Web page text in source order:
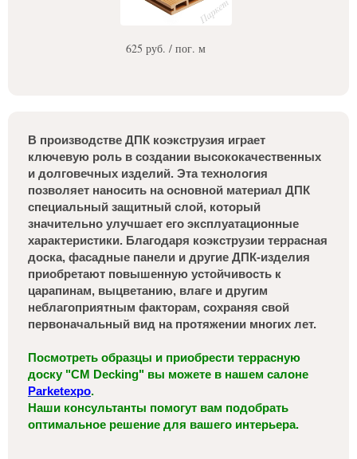
625 руб. / пог. м
В производстве ДПК коэкструзия играет
ключевую роль в создании высококачественных
и долговечных изделий. Эта технология
позволяет наносить на основной материал ДПК
специальный защитный слой, который
значительно улучшает его эксплуатационные
характеристики. Благодаря коэкструзии террасная
доска, фасадные панели и другие ДПК-изделия
приобретают повышенную устойчивость к
царапинам, выцветанию, влаге и другим
неблагоприятным факторам, сохраняя свой
первоначальный вид на протяжении многих лет.
Посмотреть образцы и приобрести террасную
доску "CM Decking" вы можете в нашем салоне
Parketexpo.
Наши консультанты помогут вам подобрать
оптимальное решение для вашего интерьера.